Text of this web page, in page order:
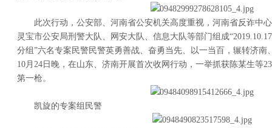
此次行动，公安部、河南省公安机关高度重视，河南省反诈中
灵宝市公安局刑警大队、网安大队、信息大队等部门组成
分组”六名专案民警民警英勇善战、奋勇当先、以一当百，辗转济南
10月24日晚，在山东、济南开展首次收网行动，一举抓获陈某生等
第一枪。
凯旋的专案组民警